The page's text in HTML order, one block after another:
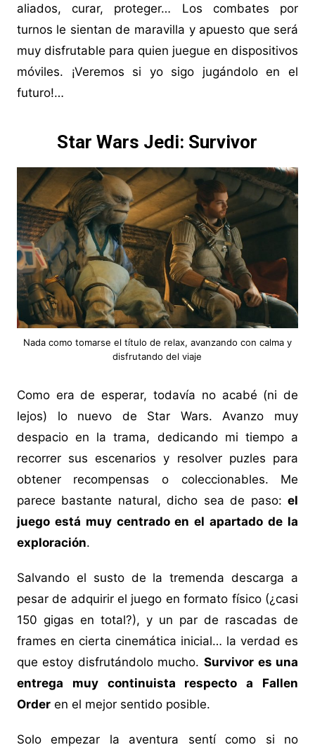
aliados, curar, proteger… Los combates por
turnos le sientan de maravilla y apuesto que será
muy disfrutable para quien juegue en dispositivos
móviles. ¡Veremos si yo sigo jugándolo en el
futuro!…
Star Wars Jedi: Survivor
Nada como tomarse el título de relax, avanzando con calma y
disfrutando del viaje
Como era de esperar, todavía no acabé (ni de
lejos) lo nuevo de Star Wars. Avanzo muy
despacio en la trama, dedicando mi tiempo a
recorrer sus escenarios y resolver puzles para
obtener recompensas o coleccionables. Me
parece bastante natural, dicho sea de paso:el
juego está muy centrado en el apartado de la
exploración.
Salvando el susto de la tremenda descarga a
pesar de adquirir el juego en formato físico (¿casi
150 gigas en total?), y un par de rascadas de
frames en cierta cinemática inicial… la verdad es
que estoy disfrutándolo mucho.Survivor es una
entrega muy continuista respecto a Fallen
Orderen el mejor sentido posible.
Solo empezar la aventura sentí como si no